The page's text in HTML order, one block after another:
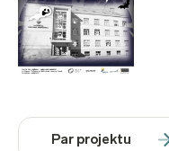
Par projektu